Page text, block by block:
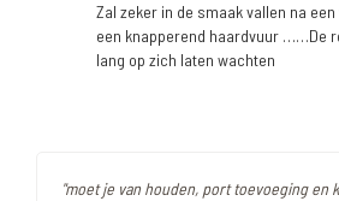
Zal zeker in de smaak vallen na
een knapperend haardvuur ……De
lang op zich laten wachten
"moet je van houden, port toevoeging en